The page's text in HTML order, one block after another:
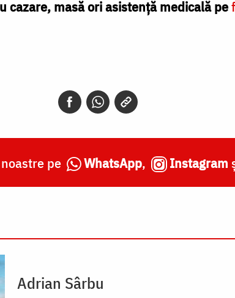
masă ori asistență medicală pe
pe WhatsApp, Instagram
Adrian Sârbu